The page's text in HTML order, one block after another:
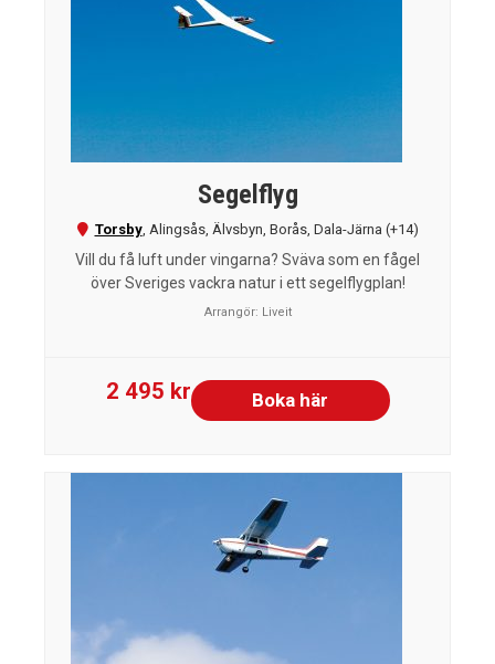
Segelflyg
Torsby, Alingsås, Älvsbyn, Borås, Dala-Järna (+14)
Vill du få luft under vingarna? Sväva som en fågel
över Sveriges vackra natur i ett segelflygplan!
Arrangör: Liveit
2 495 kr Boka här